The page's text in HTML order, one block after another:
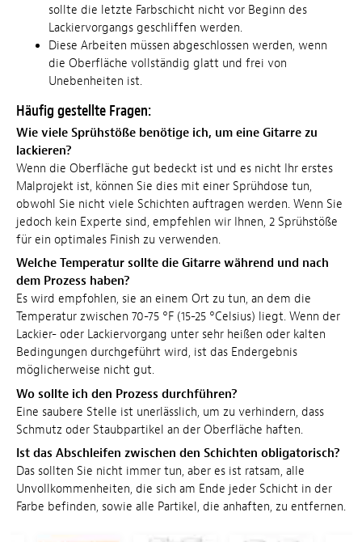
sollte die letzte Farbschicht nicht vor Beginn des
Lackiervorgangs geschliffen werden.
Diese Arbeiten müssen abgeschlossen werden, wenn
die Oberfläche vollständig glatt und frei von
Unebenheiten ist.
Häufig gestellte Fragen:
Wie viele Sprühstöße benötige ich, um eine Gitarre zu
lackieren?
Wenn die Oberfläche gut bedeckt ist und es nicht Ihr erstes
Malprojekt ist, können Sie dies mit einer Sprühdose tun,
obwohl Sie nicht viele Schichten auftragen werden. Wenn Sie
jedoch kein Experte sind, empfehlen wir Ihnen, 2 Sprühstöße
für ein optimales Finish zu verwenden.
Welche Temperatur sollte die Gitarre während und nach
dem Prozess haben?
Es wird empfohlen, sie an einem Ort zu tun, an dem die
Temperatur zwischen 70-75 °F (15-25 °Celsius) liegt. Wenn der
Lackier- oder Lackiervorgang unter sehr heißen oder kalten
Bedingungen durchgeführt wird, ist das Endergebnis
möglicherweise nicht gut.
Wo sollte ich den Prozess durchführen?
Eine saubere Stelle ist unerlässlich, um zu verhindern, dass
Schmutz oder Staubpartikel an der Oberfläche haften.
Ist das Abschleifen zwischen den Schichten obligatorisch?
Das sollten Sie nicht immer tun, aber es ist ratsam, alle
Unvollkommenheiten, die sich am Ende jeder Schicht in der
Farbe befinden, sowie alle Partikel, die anhaften, zu entfernen.